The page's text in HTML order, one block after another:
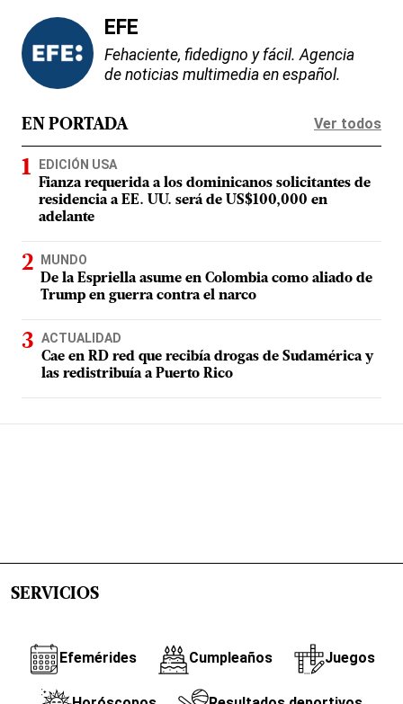
EFE
Fehaciente, fidedigno y fácil. Agencia
de noticias multimedia en español.
EN PORTADA Ver todos
EDICIÓN USA
Fianza requerida a los dominicanos solicitantes de
residencia a EE. UU. será de US$100,000 en
adelante
MUNDO
De la Espriella asume en Colombia como aliado de
Trump en guerra contra el narco
ACTUALIDAD
Cae en RD red que recibía drogas de Sudamérica y
las redistribuía a Puerto Rico
SERVICIOS
Efemérides Cumpleaños Juegos